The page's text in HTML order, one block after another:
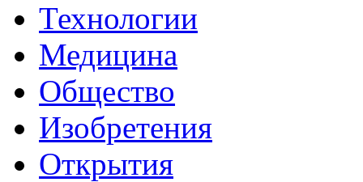
Технологии
Медицина
Общество
Изобретения
Открытия